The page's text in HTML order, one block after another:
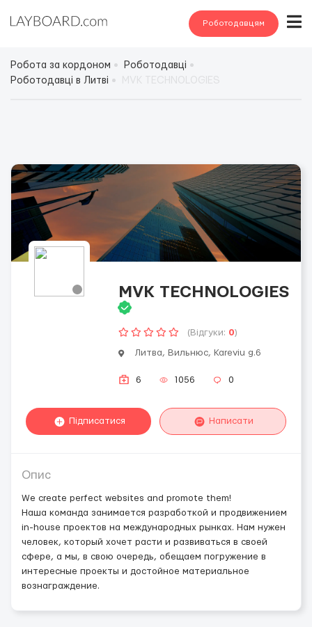
Роботодавцям
Робота за кордоном
Роботодавці
Роботодавці в Литві
MVK TECHNOLOGIES
(Відгуки: 0)
Литва, Вильнюс, Kareviu g.6
6 1056 0
Підписатися Написати
Опис
We create perfect websites and promote them!
Наша команда занимается разработкой и продвижением
in-house проектов на международных рынках. Нам нужен
человек, который хочет расти и развиваться в своей
сфере, а мы, в свою очередь, обещаем погружение в
интересные проекты и достойное материальное
вознаграждение.